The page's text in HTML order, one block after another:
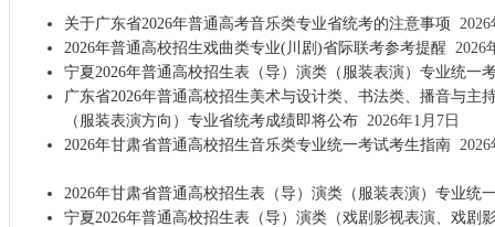
关于广东省2026年普通高考音乐类专业省统考的注意事项 2026
2026年普通高校招生戏曲类专业(川剧)省际联考参考提醒 2026
宁夏2026年普通高校招生表（导）演类（服装表演）专业统一
广东省2026年普通高校招生美术与设计类、书法类、播音与主
（服装表演方向）专业省统考成绩即将公布2026年1月7日
2026年甘肃省普通高校招生音乐类专业统一考试考生指南2026
2026年甘肃省普通高校招生表（导）演类（服装表演）专业统
宁夏2026年普通高校招生表（导）演类（戏剧影视表演、戏剧